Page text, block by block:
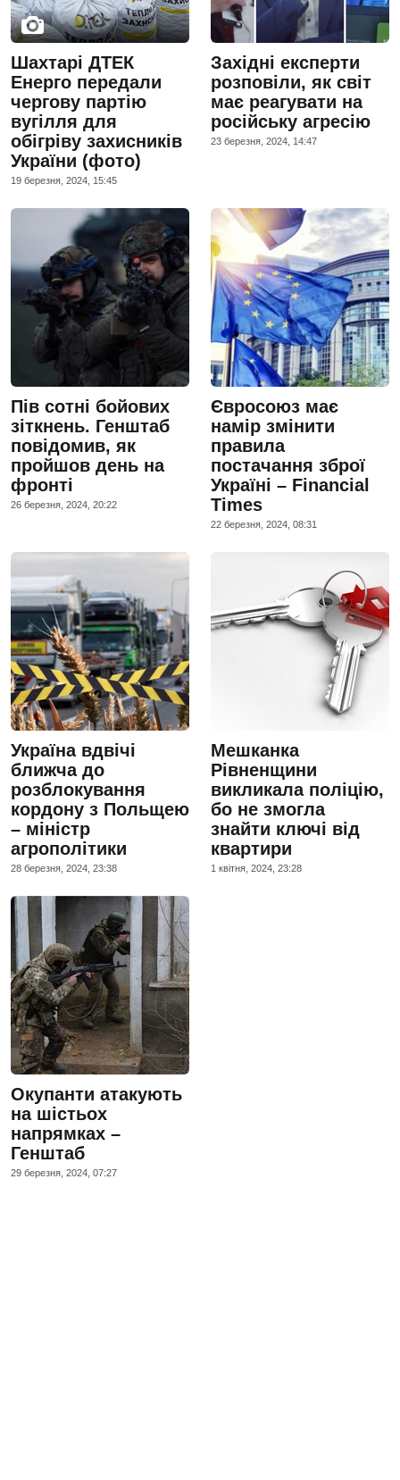
Шахтарі ДТЕК
Енерго передали
чергову партію
вугілля для
обігріву захисників
України (фото)
19 березня, 2024, 15:45
Західні експерти
розповіли, як світ
має реагувати на
російську агресію
23 березня, 2024, 14:47
Пів сотні бойових
зіткнень. Генштаб
повідомив, як
пройшов день на
фронті
26 березня, 2024, 20:22
Євросоюз має
намір змінити
правила
постачання зброї
Україні – Financial
Times
22 березня, 2024, 08:31
Україна вдвічі
ближча до
розблокування
кордону з Польщею
– міністр
агрополітики
28 березня, 2024, 23:38
Мешканка
Рівненщини
викликала поліцію,
бо не змогла
знайти ключі від
квартири
1 квiтня, 2024, 23:28
Окупанти атакують
на шістьох
напрямках –
Генштаб
29 березня, 2024, 07:27